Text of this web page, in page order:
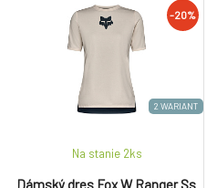
hrudi, odolný potisk Fox na
2 WARIANT
-20%
Dámský dres Fox W Ranger Ss
Na stanie 2ks